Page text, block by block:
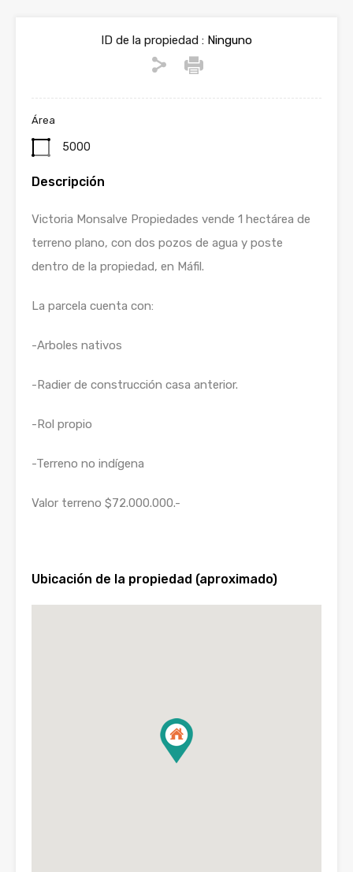
ID de la propiedad : Ninguno
Área
5000
Descripción
Victoria Monsalve Propiedades vende 1 hectárea de
terreno plano, con dos pozos de agua y poste
dentro de la propiedad, en Máfil.
La parcela cuenta con:
-Arboles nativos
-Radier de construcción casa anterior.
-Rol propio
-Terreno no indígena
Valor terreno $72.000.000.-
Ubicación de la propiedad (aproximado)